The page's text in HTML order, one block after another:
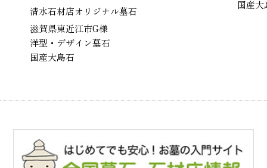
清水石材店オリジナル墓石
滋賀県東近江市G様
洋型・デザイン墓石
国産大島石
国産大